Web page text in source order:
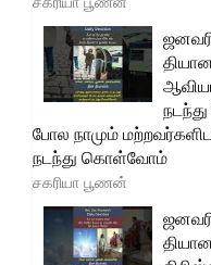
போல நாமும்
நடந்து கொள்வோம்
சகரியா பூணன்